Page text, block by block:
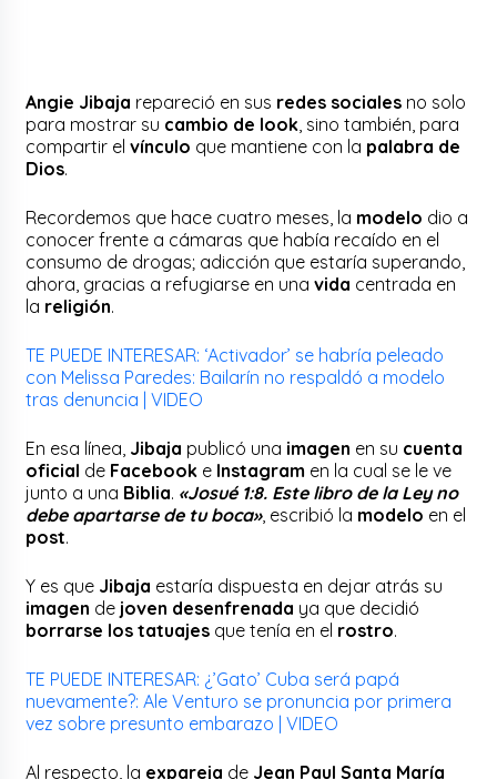
Angie Jibaja repareció en sus redes sociales no solo
para mostrar su cambio de look , sino también, para
compartir elvínculo que mantiene con la palabra de
Dios.
Recordemos que hace cuatro meses, la modelo dio a
conocer frente a cámaras que había recaído en el
consumo de drogas; adicción que estaría superando,
ahora, gracias a refugiarse en unavida centrada en
la religión.
TE PUEDE INTERESAR: ‘Activador’ se habría peleado
con Melissa Paredes: Bailarín no respaldó a modelo
tras denuncia | VIDEO
En esa línea, Jibaja publicó una imagen en su cuenta
oficial de Facebook e Instagram en la cual se le ve
junto a una Biblia. «Josué 1:8. Este libro de la Ley no
debe apartarse de tu boca», escribió la modelo en el
post.
Y es que Jibaja estaría dispuesta en dejar atrás su
imagen de joven desenfrenada ya que decidió
borrarse los tatuajes que tenía en el rostro.
TE PUEDE INTERESAR: ¿’Gato’ Cuba será papá
nuevamente?: Ale Venturo se pronuncia por primera
vez sobre presunto embarazo | VIDEO
Al respecto, la expareja de Jean Paul Santa María